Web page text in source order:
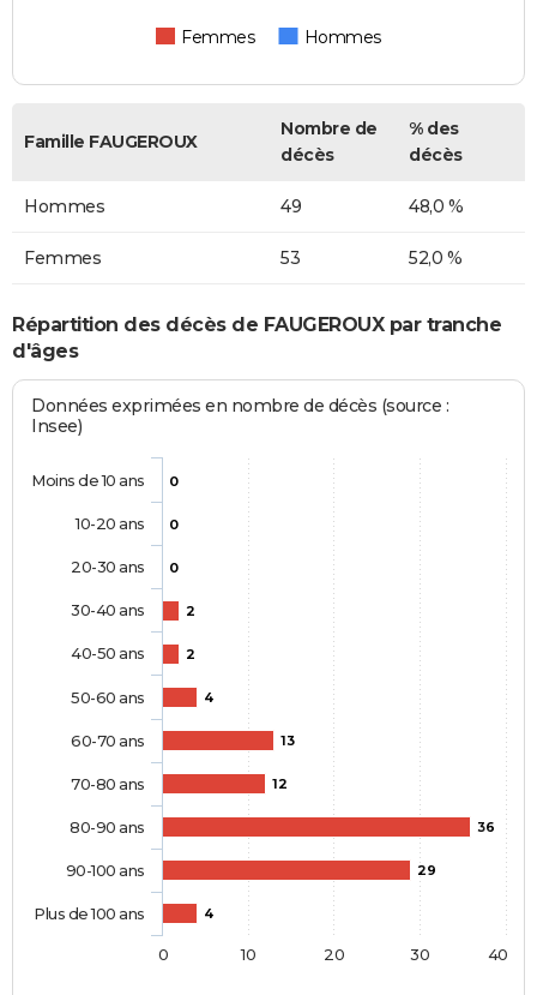
Femmes Hommes
Famille FAUGEROUX
Nombre de
décès
% des
décès
Hommes 49 48,0 %
Femmes 53 52,0 %
Répartition des décès de FAUGEROUX par tranche
d'âges
Données exprimées en nombre de décès (source :
Insee)
0
0
0
2
2
4
13
12
36
29
4
Moins de 10 ans
10-20 ans
20-30 ans
30-40 ans
40-50 ans
50-60 ans
60-70 ans
70-80 ans
80-90 ans
90-100 ans
Plus de 100 ans
0 10 20 30 40